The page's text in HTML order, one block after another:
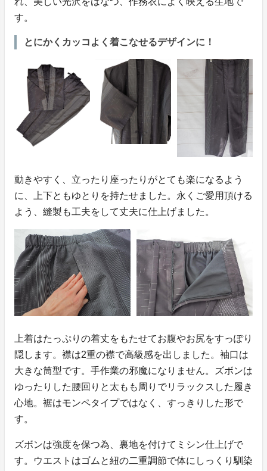
す。
とにかくカッコよく着こなせるデザインに！
動きやすく、立ったり座ったりがとても楽になるよう
に、上下ともゆとりを持たせました。永くご愛用頂ける
よう、縫製も工夫をして丈夫に仕上げました。
上着はたっぷりの着丈をもたせてお腹やお尻をすっぽり
隠します。襟は2重の襟で高級感を出しました。袖口は
大きな筒型です。手作業の邪魔になりません。ズボンは
ゆったりした腰回りと太もも周りでリラックスした履き
心地。裾はモンペタイプではなく、すっきりした形で
す。
ズボンは強度を保つ為、裏地を付けてミシン仕上げで
す。ウエストはゴムと紐の二重調節で体にしっくり馴染